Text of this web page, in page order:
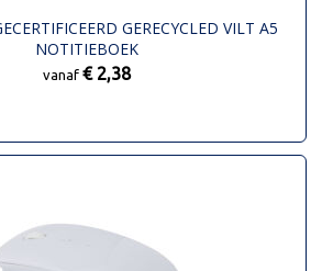
GERECYCLED VILT A5
NOTITIEBOEK
vanaf € 2,38